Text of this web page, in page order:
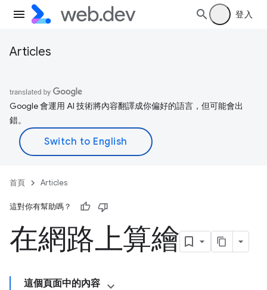
登入
Articles
Google 會運用 AI 技術將內容翻譯成你偏好的語言，但可能會出
錯。
首頁 Articles
這對你有幫助嗎？
在網路上算繪
這個頁面中的內容